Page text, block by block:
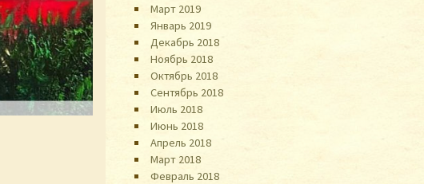
Март 2019
Январь 2019
Декабрь 2018
Ноябрь 2018
Октябрь 2018
Сентябрь 2018
Июль 2018
Июнь 2018
Апрель 2018
Март 2018
Февраль 2018